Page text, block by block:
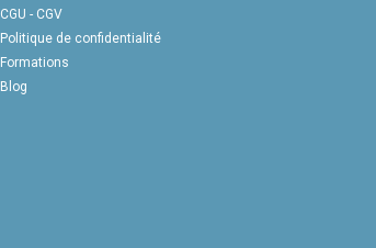
CGU - CGV
Politique de confidentialité
Formations
Blog